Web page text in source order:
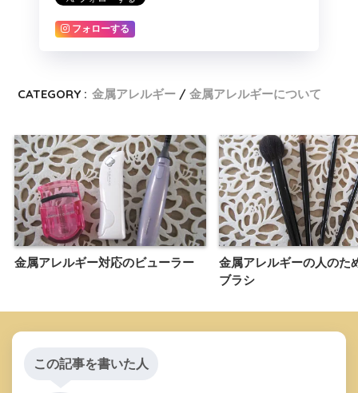
フォローする
CATEGORY : 金属アレルギー 金属アレルギーについて
金属アレルギー対応のビューラー
金属アレルギーの人のた
ブラシ
この記事を書いた人